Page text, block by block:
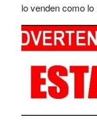
lo venden como